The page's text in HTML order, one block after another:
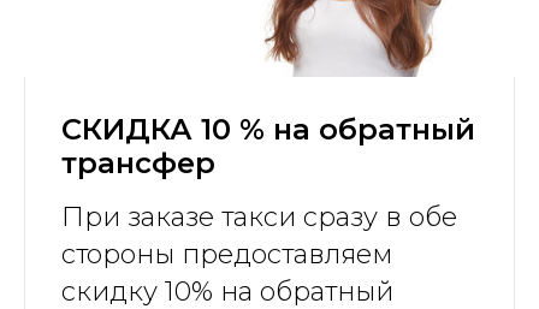
СКИДКА 10 % на обратный
трансфер
При заказе такси сразу в обе
стороны предоставляем
скидку 10% на обратный